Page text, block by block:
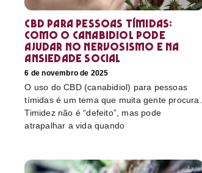
CBD para pessoas tímidas:
como o canabidiol pode
ajudar no nervosismo e na
ansiedade social
6 de novembro de 2025
O uso do CBD (canabidiol) para pessoas
tímidas é um tema que muita gente procura.
Timidez não é “defeito”, mas pode
atrapalhar a vida quando